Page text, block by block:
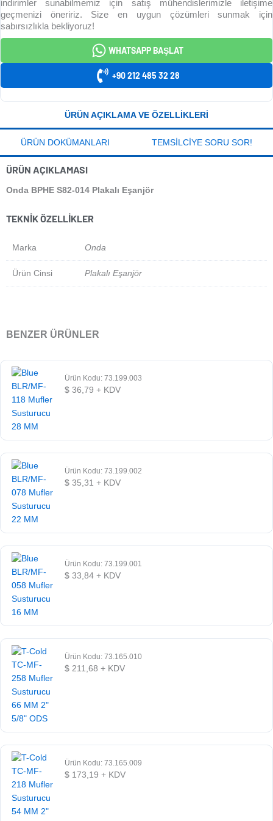
indirimler sunabilmemiz için satış mühendislerimizle iletişime
geçmenizi öneririz. Size en uygun çözümleri sunmak için
sabırsızlıkla bekliyoruz!
WHATSAPP BAŞLAT
+90 212 485 32 28
ÜRÜN AÇIKLAMA VE ÖZELLIKLERI
ÜRÜN DOKÜMANLARI TEMSILCIYE SORU SOR!
ÜRÜN AÇIKLAMASI
Onda BPHE S82-014 Plakalı Eşanjör
TEKNIK ÖZELLIKLER
Marka Onda
Ürün Cinsi Plakalı Eşanjör
BENZER ÜRÜNLER
Ürün Kodu: 73.199.003
$ 36,79 + KDV
Ürün Kodu: 73.199.002
$ 35,31 + KDV
Ürün Kodu: 73.199.001
$ 33,84 + KDV
Ürün Kodu: 73.165.010
$ 211,68 + KDV
Ürün Kodu: 73.165.009
$ 173,19 + KDV